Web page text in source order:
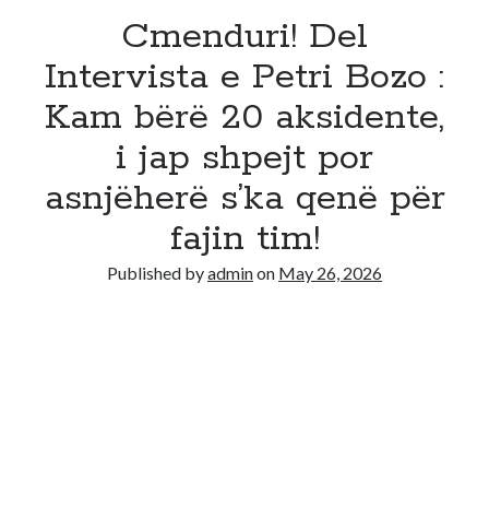
Cmenduri! Del
Intervista e Petri Bozo :
Kam bërë 20 aksidente,
i jap shpejt por
asnjëherë s’ka qenë për
fajin tim!
Published byadminon May 26, 2026